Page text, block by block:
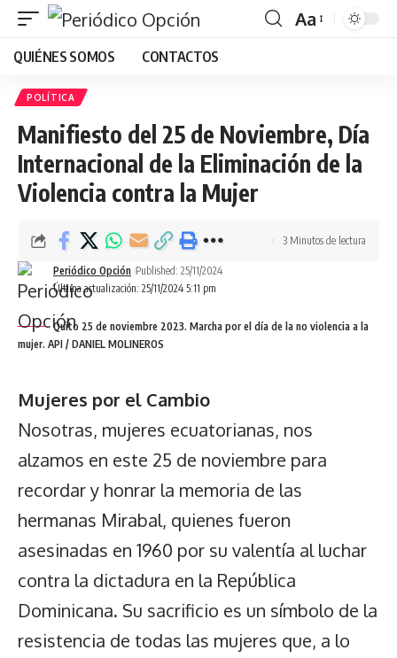
Font
Aa
QUIÉNES SOMOS CONTACTOS
POLÍTICA
Manifiesto del 25 de Noviembre, Día
Internacional de la Eliminación de la
Violencia contra la Mujer
Última actualización: 25/11/2024 5:11 pm
Periódico Opción Published: 25/11/2024
3 Minutos de lectura
Quito 25 de noviembre 2023. Marcha por el día de la no violencia a la
mujer. API / DANIEL MOLINEROS
Mujeres por el Cambio
Nosotras, mujeres ecuatorianas, nos
alzamos en este 25 de noviembre para
recordar y honrar la memoria de las
hermanas Mirabal, quienes fueron
asesinadas en 1960 por su valentía al luchar
contra la dictadura en la República
Dominicana. Su sacrificio es un símbolo de la
resistencia de todas las mujeres que, a lo